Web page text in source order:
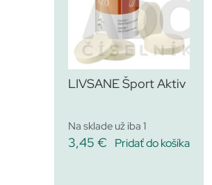
LIVSANE Šport Aktiv
Na sklade už iba 1
3,45 € Pridať do košíka